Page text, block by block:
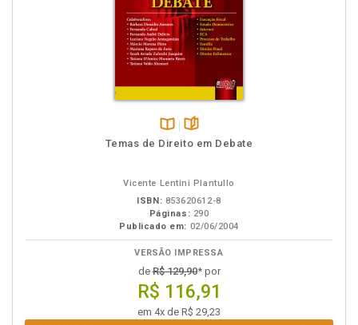
Disponível
páginas
Temas de Direito em Debate
Vicente Lentini Plantullo
ISBN: 853620612-8
Páginas: 290
Publicado em: 02/06/2004
VERSÃO IMPRESSA
deR$ 129,90* por
R$ 116,91
em 4x de R$ 29,23